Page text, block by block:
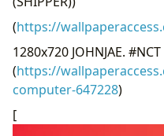
(https://
1280x720 JOHNJAE. #NCT
(https://
computer-647228)
[